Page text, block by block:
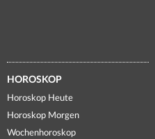
HOROSKOP
Horoskop Heute
Horoskop Morgen
Wochenhoroskop